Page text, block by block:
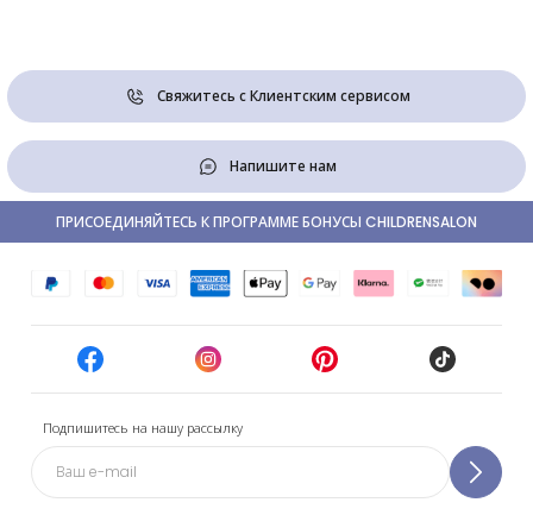
Свяжитесь с Клиентским сервисом
Напишите нам
Подпишитесь на нашу рассылку
ПРИСОЕДИНЯЙТЕСЬ К ПРОГРАММЕ БОНУСЫ CHILDRENSALON